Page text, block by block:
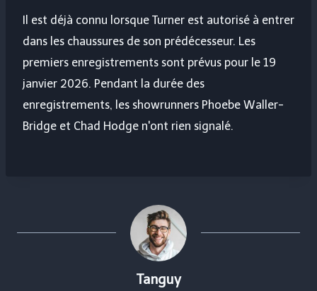
Il est déjà connu lorsque Turner est autorisé à entrer
dans les chaussures de son prédécesseur. Les
premiers enregistrements sont prévus pour le 19
janvier 2026. Pendant la durée des
enregistrements, les showrunners Phoebe Waller-
Bridge et Chad Hodge n'ont rien signalé.
Tanguy